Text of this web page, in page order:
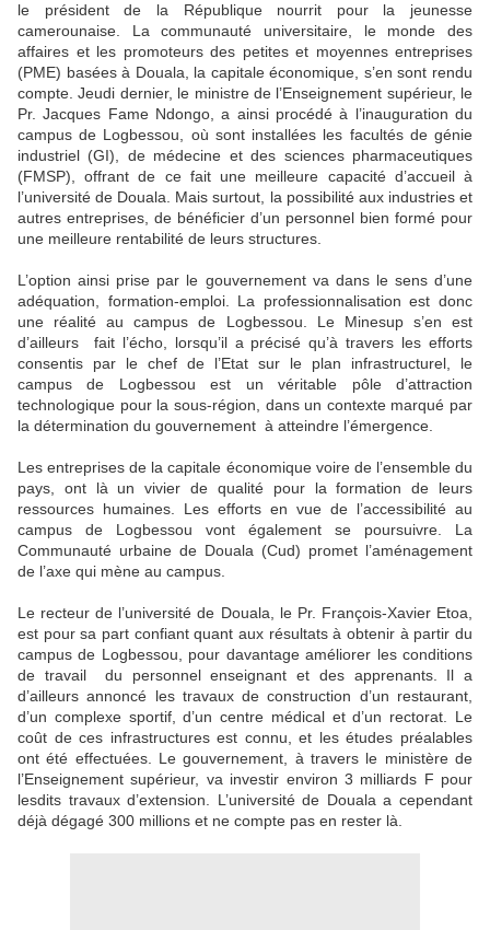
le président de la République nourrit pour la jeunesse
camerounaise. La communauté universitaire, le monde des
affaires et les promoteurs des petites et moyennes entreprises
(PME) basées à Douala, la capitale économique, s’en sont rendu
compte. Jeudi dernier, le ministre de l’Enseignement supérieur, le
Pr. Jacques Fame Ndongo, a ainsi procédé à l’inauguration du
campus de Logbessou, où sont installées les facultés de génie
industriel (GI), de médecine et des sciences pharmaceutiques
(FMSP), offrant de ce fait une meilleure capacité d’accueil à
l’université de Douala. Mais surtout, la possibilité aux industries et
autres entreprises, de bénéficier d’un personnel bien formé pour
une meilleure rentabilité de leurs structures.
L’option ainsi prise par le gouvernement va dans le sens d’une
adéquation, formation-emploi. La professionnalisation est donc
une réalité au campus de Logbessou. Le Minesup s’en est
d’ailleurs fait l’écho, lorsqu’il a précisé qu’à travers les efforts
consentis par le chef de l’Etat sur le plan infrastructurel, le
campus de Logbessou est un véritable pôle d’attraction
technologique pour la sous-région, dans un contexte marqué par
la détermination du gouvernement à atteindre l’émergence.
Les entreprises de la capitale économique voire de l’ensemble du
pays, ont là un vivier de qualité pour la formation de leurs
ressources humaines. Les efforts en vue de l’accessibilité au
campus de Logbessou vont également se poursuivre. La
Communauté urbaine de Douala (Cud) promet l’aménagement
de l’axe qui mène au campus.
Le recteur de l’université de Douala, le Pr. François-Xavier Etoa,
est pour sa part confiant quant aux résultats à obtenir à partir du
campus de Logbessou, pour davantage améliorer les conditions
de travail du personnel enseignant et des apprenants. Il a
d’ailleurs annoncé les travaux de construction d’un restaurant,
d’un complexe sportif, d’un centre médical et d’un rectorat. Le
coût de ces infrastructures est connu, et les études préalables
ont été effectuées. Le gouvernement, à travers le ministère de
l’Enseignement supérieur, va investir environ 3 milliards F pour
lesdits travaux d’extension. L’université de Douala a cependant
déjà dégagé 300 millions et ne compte pas en rester là.